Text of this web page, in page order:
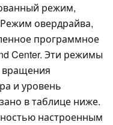
режим,
овердрайва,
программное
Center. Эти режимы
вращения
и уровень
в таблице ниже.
настроенным